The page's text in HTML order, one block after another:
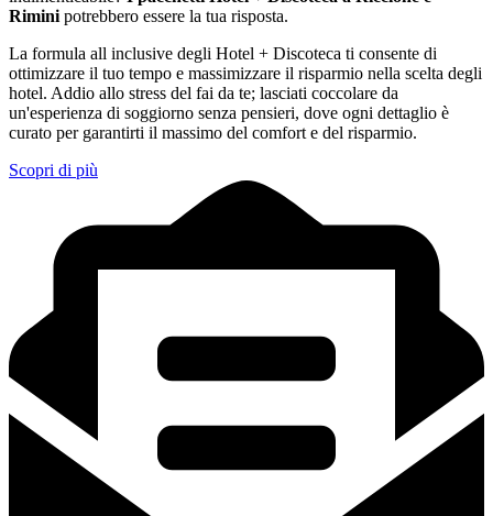
Rimini potrebbero essere la tua risposta.
La formula all inclusive degli Hotel + Discoteca ti consente di
ottimizzare il tuo tempo e massimizzare il risparmio nella scelta degli
hotel. Addio allo stress del fai da te; lasciati coccolare da
un'esperienza di soggiorno senza pensieri, dove ogni dettaglio è
curato per garantirti il massimo del comfort e del risparmio.
Scopri di più